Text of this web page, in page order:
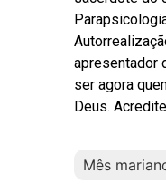
apresentador
ser agora
Deus.
Mês